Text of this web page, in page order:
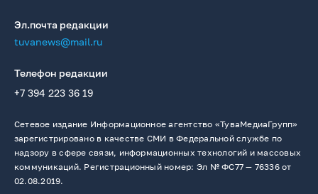
Эл.почта редакции
tuvanews@mail.ru
Телефон редакции
+7 394 223 36 19
Сетевое издание Информационное агентство «ТуваМедиаГрупп»
зарегистрировано в качестве СМИ в Федеральной службе по
надзору в сфере связи, информационных технологий и массовых
коммуникаций. Регистрационный номер: Эл № ФС77 — 76336 от
02.08.2019.